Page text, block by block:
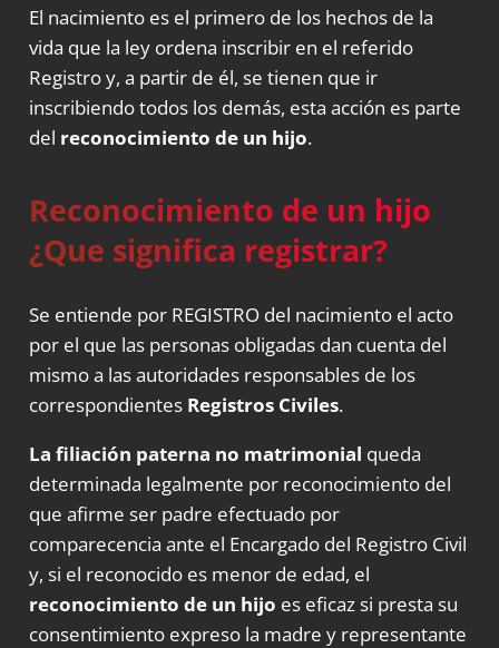
El nacimiento es el primero de los hechos de la
vida que la ley ordena inscribir en el referido
Registro y, a partir de él, se tienen que ir
inscribiendo todos los demás, esta acción es parte
del reconocimiento de un hijo.
Reconocimiento de un hijo
¿Que significa registrar?
Se entiende por REGISTRO del nacimiento el acto
por el que las personas obligadas dan cuenta del
mismo a las autoridades responsables de los
correspondientes Registros Civiles.
La filiación paterna no matrimonial queda
determinada legalmente por reconocimiento del
que afirme ser padre efectuado por
comparecencia ante el Encargado del Registro Civil
y, si el reconocido es menor de edad, el
reconocimiento de un hijo es eficaz si presta su
consentimiento expreso la madre y representante